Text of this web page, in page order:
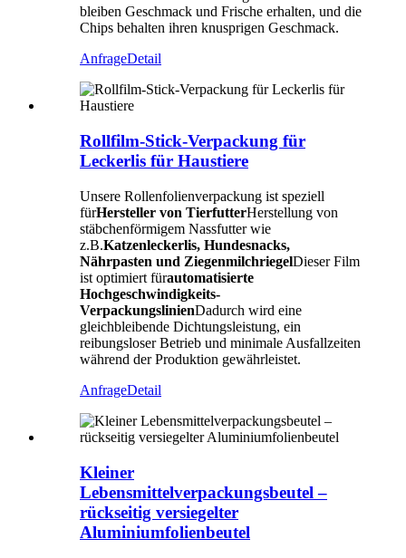
bleiben Geschmack und Frische erhalten, und die
Chips behalten ihren knusprigen Geschmack.
AnfrageDetail
Rollfilm-Stick-Verpackung für
Leckerlis für Haustiere
Unsere Rollenfolienverpackung ist speziell
fürHersteller von TierfutterHerstellung von
stäbchenförmigem Nassfutter wie
z.B.Katzenleckerlis, Hundesnacks,
Nährpasten und ZiegenmilchriegelDieser Film
ist optimiert fürautomatisierte
Hochgeschwindigkeits-
VerpackungslinienDadurch wird eine
gleichbleibende Dichtungsleistung, ein
reibungsloser Betrieb und minimale Ausfallzeiten
während der Produktion gewährleistet.
AnfrageDetail
Kleiner
Lebensmittelverpackungsbeutel –
rückseitig versiegelter
Aluminiumfolienbeutel